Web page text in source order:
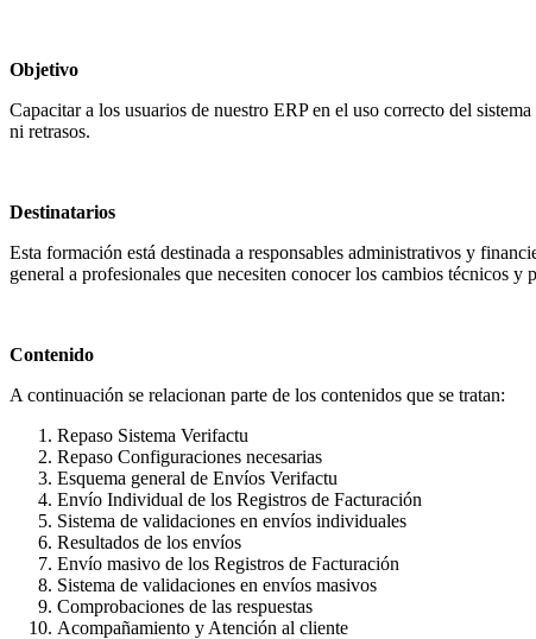
Objetivo
Capacitar a los usuarios de nuestro ERP en el uso correcto del
ni retrasos.
Destinatarios
Esta formación está destinada a responsables administrativos y
general a profesionales que necesiten conocer los cambios técnicos y
Contenido
A continuación se relacionan parte de los contenidos que se tratan:
Repaso Sistema Verifactu
Repaso Configuraciones necesarias
Esquema general de Envíos Verifactu
Envío Individual de los Registros de Facturación
Sistema de validaciones en envíos individuales
Resultados de los envíos
Envío masivo de los Registros de Facturación
Sistema de validaciones en envíos masivos
Comprobaciones de las respuestas
Acompañamiento y Atención al cliente